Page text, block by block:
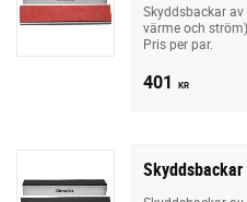
Skyddsbackar
värme och
Pris per par.
401 KR